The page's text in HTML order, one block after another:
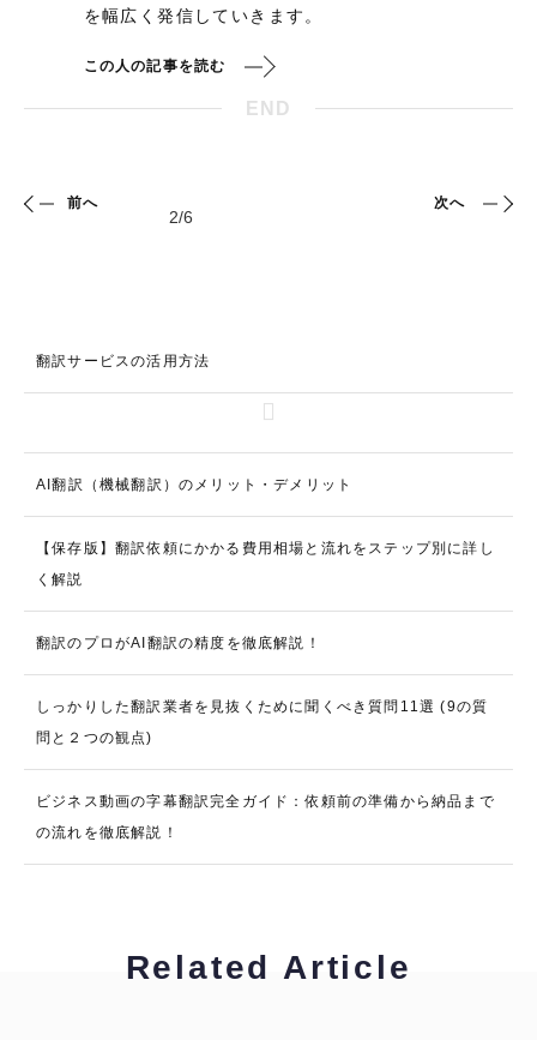
を幅広く発信していきます。
この人の記事を読む
END
前へ 次へ
翻訳サービスの活用方法
AI翻訳（機械翻訳）のメリット・デメリット
【保存版】翻訳依頼にかかる費用相場と流れをステップ別に詳し
く解説
翻訳のプロがAI翻訳の精度を徹底解説！
しっかりした翻訳業者を見抜くために聞くべき質問11選 (9の質
問と２つの観点)
ビジネス動画の字幕翻訳完全ガイド：依頼前の準備から納品まで
の流れを徹底解説！
Related Article